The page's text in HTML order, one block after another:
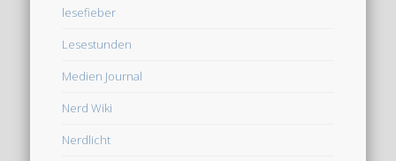
lesefieber
Lesestunden
Medien Journal
Nerd Wiki
Nerdlicht